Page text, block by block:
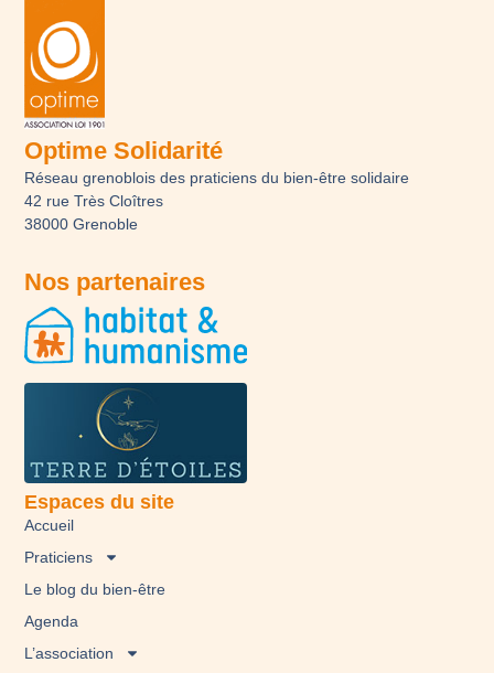
Optime Solidarité
Réseau grenoblois des praticiens du bien-être solidaire
42 rue Très Cloîtres
38000 Grenoble
Nos partenaires
Espaces du site
Accueil
Praticiens
Le blog du bien-être
Agenda
L’association